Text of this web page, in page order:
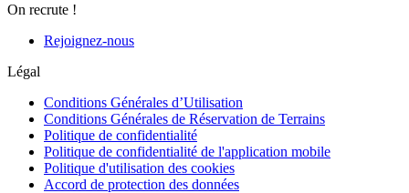
On recrute !
Rejoignez-nous
Légal
Conditions Générales d’Utilisation
Conditions Générales de Réservation de Terrains
Politique de confidentialité
Politique de confidentialité de l'application mobile
Politique d'utilisation des cookies
Accord de protection des données